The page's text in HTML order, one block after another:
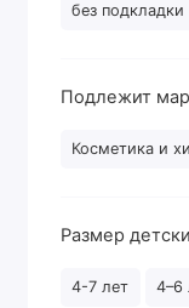
без подкладки
Подлежит
Косметика и
Размер
4-7 лет 4–6